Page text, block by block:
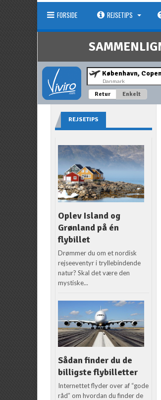
FORSIDE REJSETIPS
Danmark
Retur Enkelt
REJSETIPS
Oplev Island og
Grønland på én
flybillet
Drømmer du om et nordisk
rejseeventyr i tryllebindende
natur? Skal det være den
mystiske...
Sådan finder du de
billigste flybilletter
Internettet flyder over af “gode
råd” om hvordan du finder de